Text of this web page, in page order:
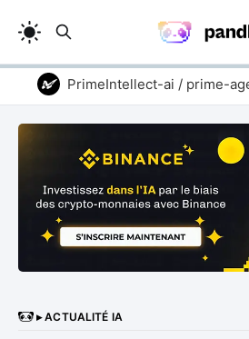
PrimeIntellect-ai / prime-agent
▸ ACTUALITÉ IA